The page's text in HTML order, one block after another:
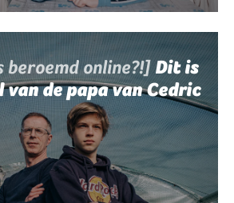
beroemd online?!] Dit is
de papa van Cedric